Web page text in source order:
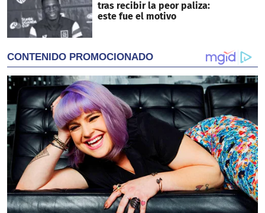
tras recibir la peor paliza:
este fue el motivo